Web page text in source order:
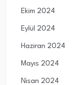
Ekim 2024
Eylül 2024
Haziran 2024
Mayıs 2024
Nisan 2024